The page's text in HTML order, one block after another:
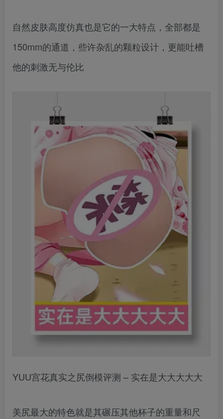
自然皮肤高度仿真也是它的一大特点，全部都是
150mm的通道，些许杂乱的颗粒设计，更能吐槽
他的刺激无与伦比
YUU宫花真实之尻倒模评测 – 实在是大大大大大
美尻最大的特色就是其碾压其他杯子的重量和尺